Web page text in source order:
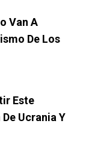
Van A
De Los
Este
Ucrania Y